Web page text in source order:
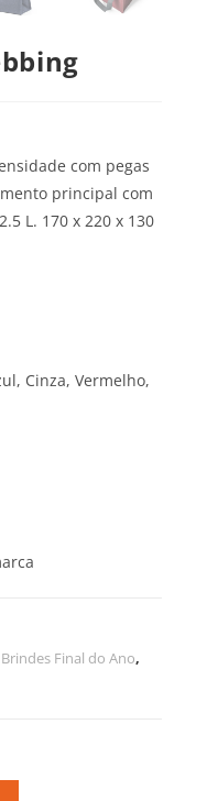
com pegas
principal com
L. 170 x 220 x 130
Cinza, Vermelho,
Brindes Final do Ano,